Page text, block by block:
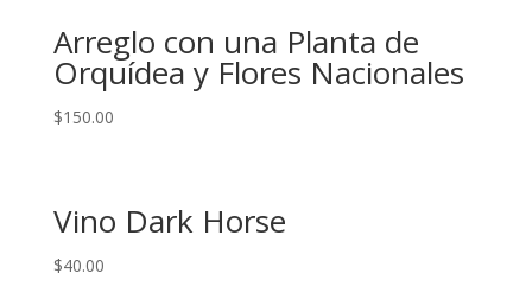
Arreglo con una Planta de
Orquídea y Flores Nacionales
$150.00
Vino Dark Horse
$40.00